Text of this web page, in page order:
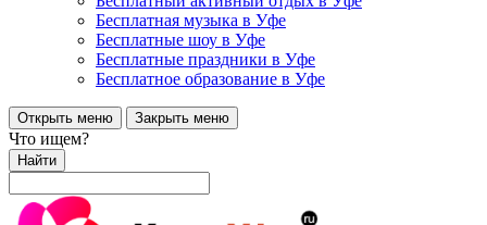
Бесплатная музыка в Уфе
Бесплатные шоу в Уфе
Бесплатные праздники в Уфе
Бесплатное образование в Уфе
Открыть меню Закрыть меню
Что ищем?
Найти